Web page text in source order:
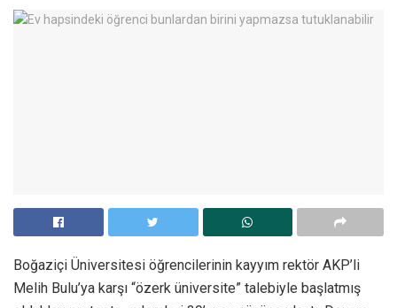
Boğaziçi Üniversitesi öğrencilerinin kayyım rektör AKP’li
Melih Bulu’ya karşı “özerk üniversite” talebiyle başlatmış